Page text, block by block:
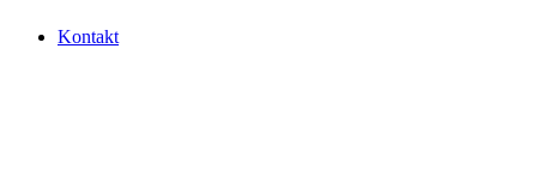
Kontakt